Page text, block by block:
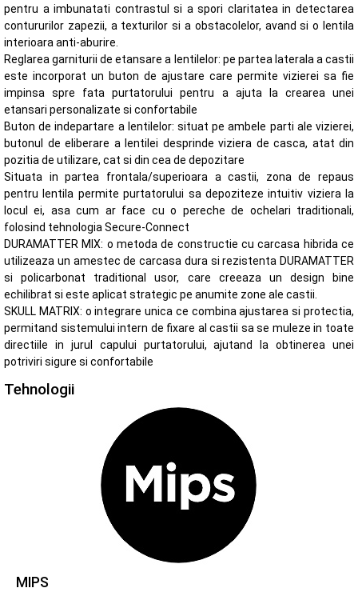
pentru a imbunatati contrastul si a spori claritatea in detectarea
contururilor zapezii, a texturilor si a obstacolelor, avand si o lentila
interioara anti-aburire.
Reglarea garniturii de etansare a lentilelor: pe partea laterala a castii
este incorporat un buton de ajustare care permite vizierei sa fie
impinsa spre fata purtatorului pentru a ajuta la crearea unei
etansari personalizate si confortabile
Buton de indepartare a lentilelor: situat pe ambele parti ale vizierei,
butonul de eliberare a lentilei desprinde viziera de casca, atat din
pozitia de utilizare, cat si din cea de depozitare
Situata in partea frontala/superioara a castii, zona de repaus
pentru lentila permite purtatorului sa depoziteze intuitiv viziera la
locul ei, asa cum ar face cu o pereche de ochelari traditionali,
folosind tehnologia Secure-Connect
DURAMATTER MIX: o metoda de constructie cu carcasa hibrida ce
utilizeaza un amestec de carcasa dura si rezistenta DURAMATTER
si policarbonat traditional usor, care creeaza un design bine
echilibrat si este aplicat strategic pe anumite zone ale castii.
SKULL MATRIX: o integrare unica ce combina ajustarea si protectia,
permitand sistemului intern de fixare al castii sa se muleze in toate
directiile in jurul capului purtatorului, ajutand la obtinerea unei
potriviri sigure si confortabile
Tehnologii
MIPS